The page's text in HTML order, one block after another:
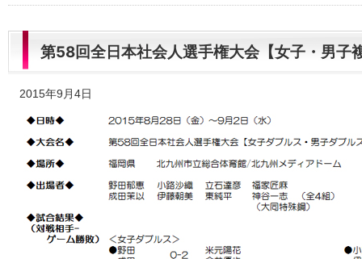
第58回全日本社会人選手権大会【女子・男子
2015年9月4日